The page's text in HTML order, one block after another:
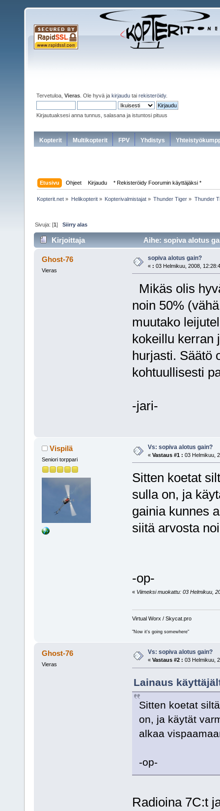
Tervetuloa, Vieras . Ole hyvä ja kirjaudu tai rekisteröidy.
Kirjautuaksesi anna tunnus, salasana ja istuntosi pituus
Kopterit Multikopterit FPV Yhdistys
Etusivu Ohjeet Kirjaudu * Rekisteröidy Foorumin käyttäjäksi *
Kopterit.net » Helikopterit» Kopterivalmistajat» Thunder Tiger » Thunder
Sivuja: [1]Siirry alas
Kirjoittaja Aihe: sopiva alotus
Ghost-76
Vieras
sopiva alotus gain?
« : 03 Helmikuu, 2008,
Mikäs olis
noin 50%
muutako
kokeillu kerran
hurjasti. Säätö
kohtuullisesti
-jari-
Vispilä
Seniori torppari
Vs: sopiva alotus gain?
« Vastaus #1 : 03 Helmikuu,
Sitten koetat
sulla on, ja
gainia kunnes
siitä arvosta
-op-
« Viimeksi muokattu: 03 Helmikuu,
Virtual Worx / Skycat.pro
"Now it's going somewhere"
Ghost-76
Vieras
Vs: sopiva alotus gain?
« Vastaus #2 : 03 Helmikuu,
Lainaus
Sitten koetat
on, ja käytät
alkaa
-op-
Radioina 7C:t